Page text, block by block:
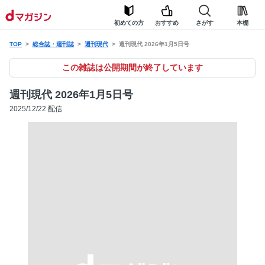
初めての方 おすすめ さがす 本棚
TOP 総合誌・週刊誌 週刊現代 週刊現代 2026年1月5日号
この雑誌は公開期間が終了しています
週刊現代 2026年1月5日号
2025/12/22 配信